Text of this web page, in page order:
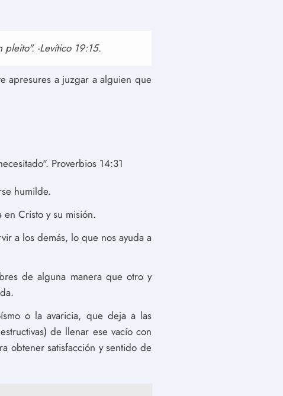
-Levítico 19:15.
apresures a juzgar a alguien que
Proverbios 14:31
humilde.
Cristo y su misión.
a los demás, lo que nos ayuda a
de alguna manera que otro y
o la avaricia, que deja a las
de llenar ese vacío con
obtener satisfacción y sentido de